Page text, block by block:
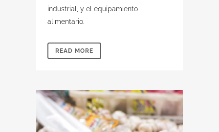
industrial, y el equipamiento
alimentario.
READ MORE